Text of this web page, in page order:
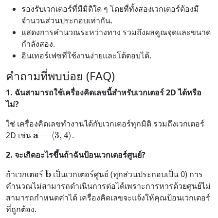
รองรับเวกเตอร์ที่มีมิติใด ๆ โดยที่ทั้งสองเวกเตอร์ต้องมี
จำนวนส่วนประกอบเท่ากัน.
แสดงการคำนวณระหว่างทาง รวมถึงผลคูณจุดและขนาด
กำลังสอง.
อินเทอร์เฟซที่ใช้งานง่ายและโต้ตอบได้.
คำถามที่พบบ่อย (FAQ)
1. ฉันสามารถใช้เครื่องคิดเลขนี้สำหรับเวกเตอร์ 2D ได้หรือ
ไม่?
ใช่ เครื่องคิดเลขทำงานได้กับเวกเตอร์ทุกมิติ รวมถึงเวกเตอร์
2D เช่น
a=⟨3,4⟩
.
2. จะเกิดอะไรขึ้นถ้าฉันป้อนเวกเตอร์ศูนย์?
ถ้าเวกเตอร์
b
เป็นเวกเตอร์ศูนย์ (ทุกส่วนประกอบเป็น 0) การ
คำนวณไม่สามารถดำเนินการต่อได้เพราะการหารด้วยศูนย์ไม่
สามารถกำหนดค่าได้ เครื่องคิดเลขจะแจ้งให้คุณป้อนเวกเตอร์
ที่ถูกต้อง.